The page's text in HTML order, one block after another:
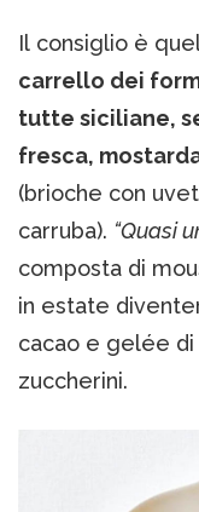
Il consiglio è
carrello dei
tutte siciliane,
fresca,
(brioche con
carruba). “Quasi
composta di
in estate
cacao e gelée di
zuccherini.